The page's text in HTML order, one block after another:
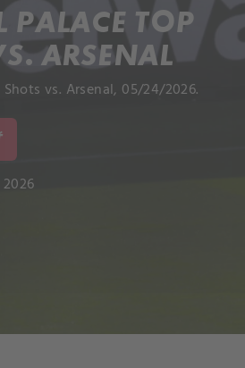
PALACE TOP
ARSENAL
vs. Arsenal, 05/24/2026.